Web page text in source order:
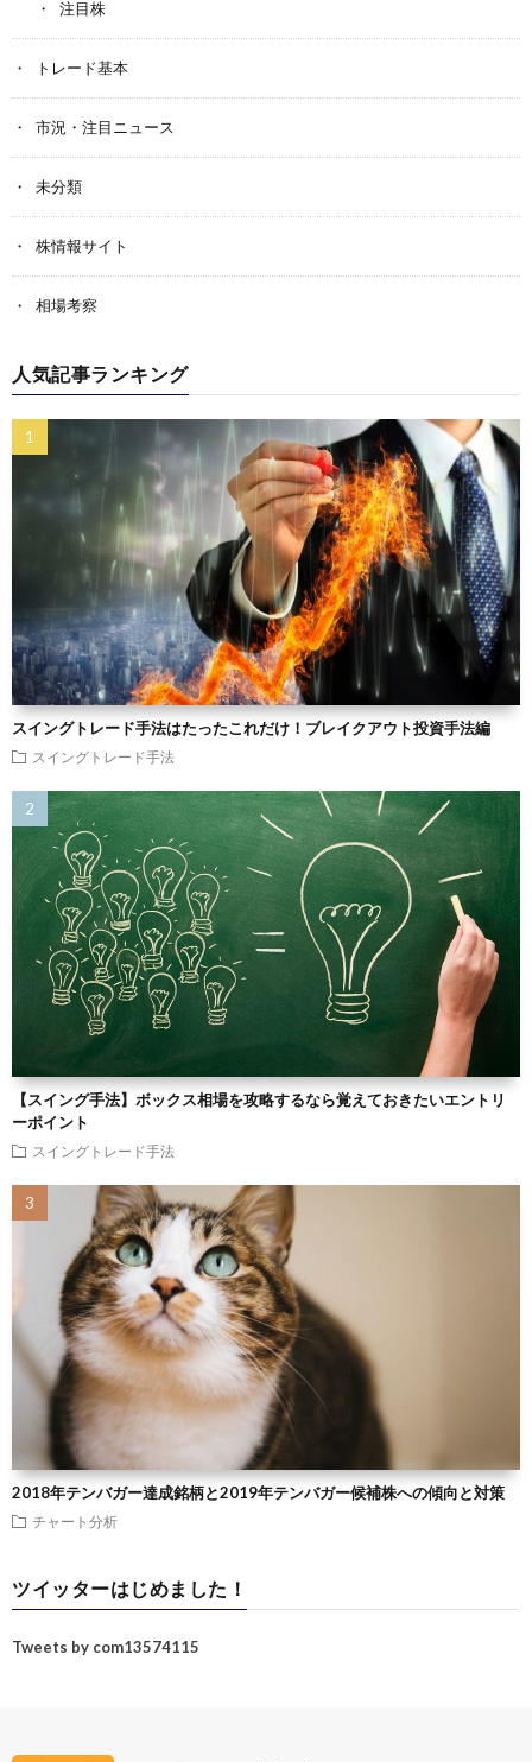
注目株
トレード基本
市況・注目ニュース
未分類
株情報サイト
相場考察
人気記事ランキング
スイングトレード手法はたったこれだけ！ブレイクアウト投資手法編
スイングトレード手法
【スイング手法】ボックス相場を攻略するなら覚えておきたいエントリ
ーポイント
スイングトレード手法
2018年テンバガー達成銘柄と2019年テンバガー候補株への傾向と対策
チャート分析
ツイッターはじめました！
Tweets by com13574115